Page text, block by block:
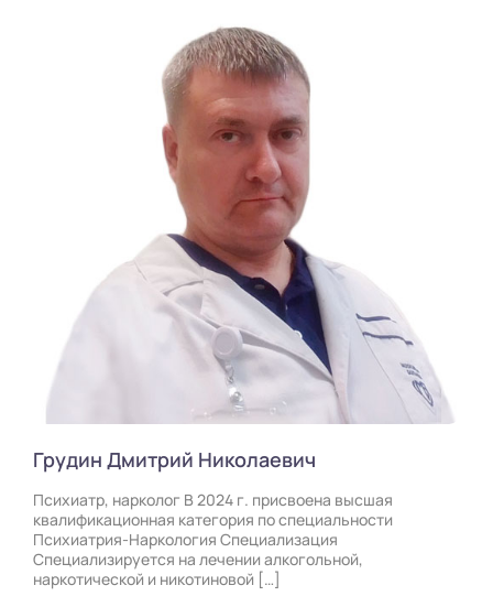
Грудин Дмитрий Николаевич
Психиатр, нарколог В 2024 г. присвоена высшая
квалификационная категория по специальности
Психиатрия-Наркология Специализация
Специализируется на лечении алкогольной,
наркотической и никотиновой […]